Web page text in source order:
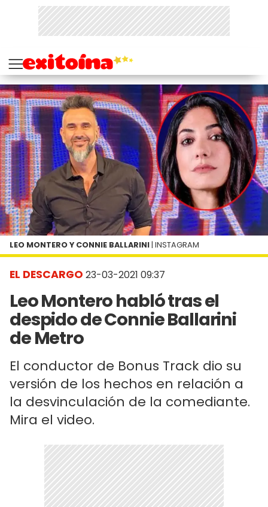
EL DESCARGO 23-03-2021 09:37
Leo Montero habló tras el
despido de Connie Ballarini
de Metro
El conductor de Bonus Track dio su
versión de los hechos en relación a
la desvinculación de la comediante.
Mira el video.
LEO MONTERO Y CONNIE BALLARINI | INSTAGRAM